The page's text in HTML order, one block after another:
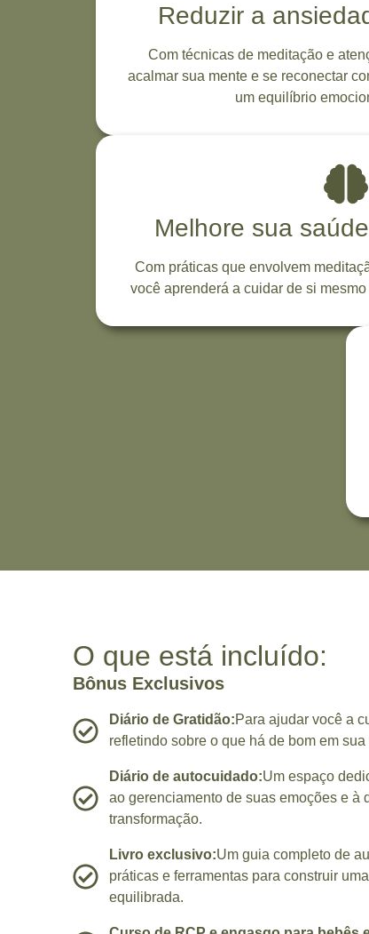
Reduzir a
Com técnicas de meditação e
acalmar sua mente e se reconectar
um equilíbrio
Melhore sua
Com práticas que envolvem
você aprenderá a cuidar de si
O que está incluído:
Bônus Exclusivos
Diário de Gratidão:Para ajudar você a
refletindo sobre o que há de bom em sua
Diário de autocuidado:Um espaço
ao gerenciamento de suas emoções e à
transformação.
Livro exclusivo:Um guia completo de
práticas e ferramentas para construir
equilibrada.